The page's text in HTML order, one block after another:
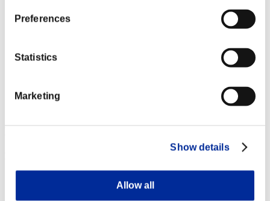
Preferences
Statistics
Marketing
Show details
Allow all
Charakter-Stufe: 40 oder weniger